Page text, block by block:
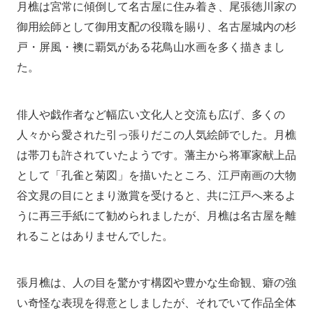
月樵は宮常に傾倒して名古屋に住み着き、尾張徳川家の
御用絵師として御用支配の役職を賜り、名古屋城内の杉
戸・屏風・襖に覇気がある花鳥山水画を多く描きまし
た。
俳人や戯作者など幅広い文化人と交流も広げ、多くの
人々から愛された引っ張りだこの人気絵師でした。月樵
は帯刀も許されていたようです。藩主から将軍家献上品
として「孔雀と菊図」を描いたところ、江戸南画の大物
谷文晁の目にとまり激賞を受けると、共に江戸へ来るよ
うに再三手紙にて勧められましたが、月樵は名古屋を離
れることはありませんでした。
張月樵は、人の目を驚かす構図や豊かな生命観、癖の強
い奇怪な表現を得意としましたが、それでいて作品全体